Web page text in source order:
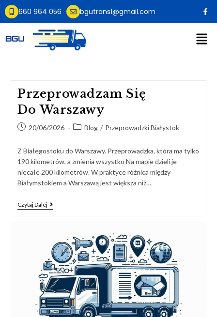
660 964 056 bgutrans1@gmail.com
Przeprowadzam Się
Do Warszawy
20/06/2026 Blog / Przeprowadzki Białystok
Z Białegostoku do Warszawy. Przeprowadzka, która ma tylko
190 kilometrów, a zmienia wszystko Na mapie dzieli je
niecałe 200 kilometrów. W praktyce różnica między
Białymstokiem a Warszawą jest większa niż…
Czytaj Dalej